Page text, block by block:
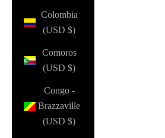
Colombia
(USD $)
Comoros
(USD $)
Congo -
Brazzaville
(USD $)